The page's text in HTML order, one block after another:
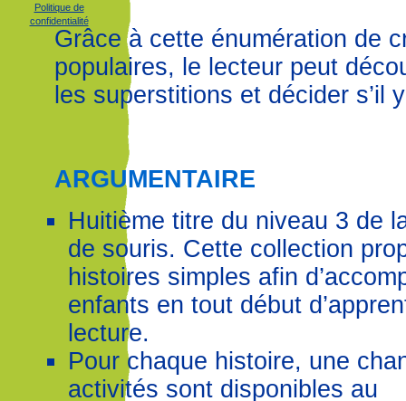
Politique de
confidentialité
Grâce à cette énumération de
populaires, le lecteur peut
les superstitions et décider s’il
ARGUMENTAIRE
Huitième titre du niveau 3 de
de souris. Cette collection
histoires simples afin
enfants en tout début
lecture.
Pour chaque histoire, une
activités sont disponibles au